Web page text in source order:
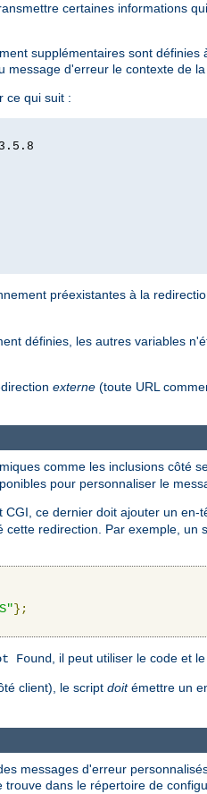
certaines informations
supplémentaires sont
d'erreur le contexte de la
ce qui suit :
préexistantes à la
définies, les autres variables
externe (toute URL
comme les inclusions côté
pour personnaliser le
ce dernier doit ajouter un en-
redirection. Par exemple, un
};
Found, il peut utiliser le code et
client), le script doitémettre un
messages d'erreur
dans le répertoire de